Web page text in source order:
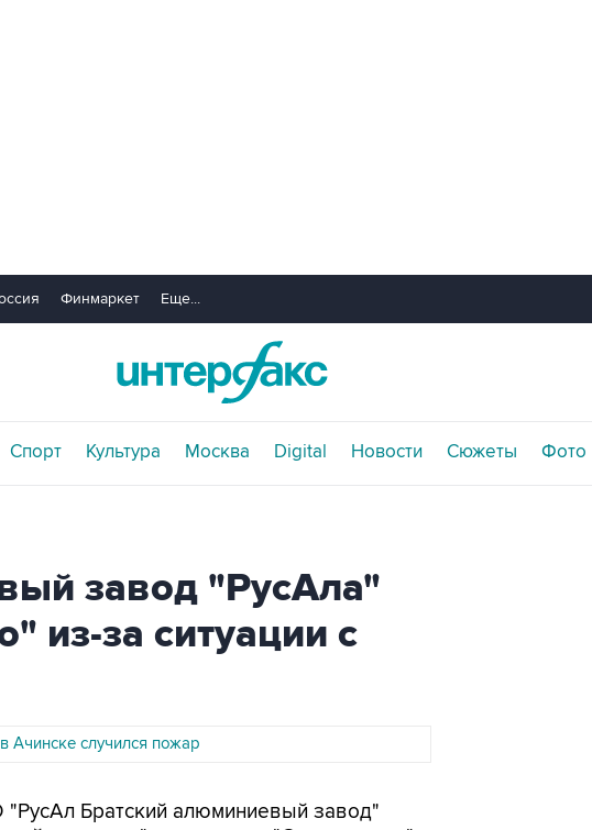
Финмаркет Еще...
Спорт Культура Москва Digital Новости Сюжеты Фото
завод "РусАла"
из-за ситуации с
Ачинске случился пожар
Братский алюминиевый завод"